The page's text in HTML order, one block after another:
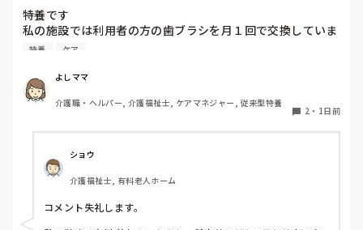
特養です
私の施設では利用者の方の歯ブラシを月１回で交換していま
す、みなさんのところはどれくらいの頻度で交換されていま
特養 ケア
よしママ
介護職・ヘルパー, 介護福祉士, ケアマネジャー, 従来型特養
2 ・ 1日前
ショウ
介護福祉士, 有料老人ホーム
コメント失礼します。